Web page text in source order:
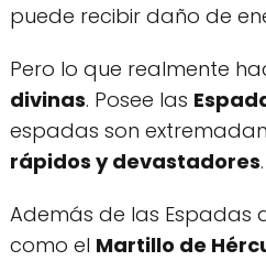
puede recibir daño de
Pero lo que realmente
divinas. Posee las
espadas son
rápidos y devastadores.
Además de las Espadas
como el Martillo de